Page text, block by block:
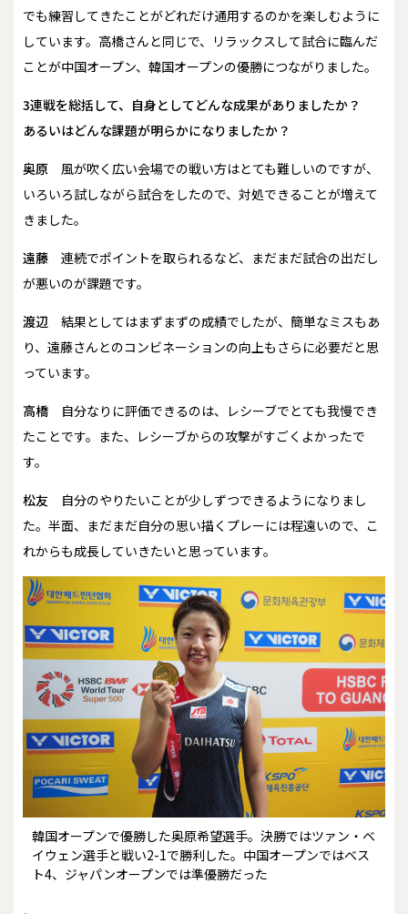
でも練習してきたことがどれだけ通用するのかを楽しむように
しています。高橋さんと同じで、リラックスして試合に臨んだ
ことが中国オープン、韓国オープンの優勝につながりました。
――3連戦を総括して、自身としてどんな成果がありましたか？
あるいはどんな課題が明らかになりましたか？
奥原 風が吹く広い会場での戦い方はとても難しいのですが、
いろいろ試しながら試合をしたので、対処できることが増えて
きました。
遠藤 連続でポイントを取られるなど、まだまだ試合の出だし
が悪いのが課題です。
渡辺 結果としてはまずまずの成績でしたが、簡単なミスもあ
り、遠藤さんとのコンビネーションの向上もさらに必要だと思
っています。
高橋 自分なりに評価できるのは、レシーブでとても我慢でき
たことです。また、レシーブからの攻撃がすごくよかったで
す。
松友 自分のやりたいことが少しずつできるようになりまし
た。半面、まだまだ自分の思い描くプレーには程遠いので、こ
れからも成長していきたいと思っています。
韓国オープンで優勝した奥原希望選手。決勝ではツァン・ベ
イウェン選手と戦い2-1で勝利した。中国オープンではベス
ト4、ジャパンオープンでは準優勝だった